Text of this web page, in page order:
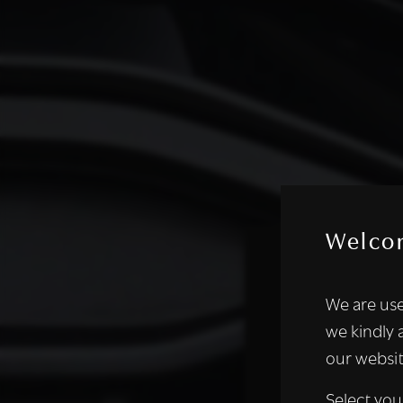
We are
we kindly
our
We gebruiken
analyseren.
of die zij